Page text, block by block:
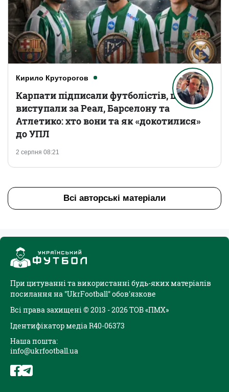
Кирило Круторогов
2 серпня 08:21
Карпати підписали футболістів, що
виступали за Реал, Барселону та
Атлетико: хто вони та як «докотилися»
до УПЛ
Всі авторські матеріали
При цитуванні та використанні будь-яких матеріалів
посилання на "UkrFootball" обов'язкове
Всі права захищені © 2013 - 2026 ТОВ «ПМХ»
Ідентифікатор медіа R40-06373
Наша пошта:
info@ukrfootball.ua